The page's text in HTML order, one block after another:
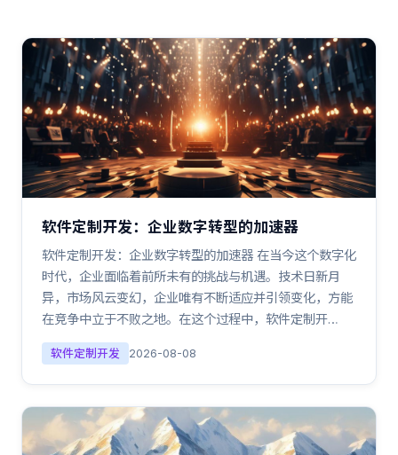
软件定制开发：企业数字转型的加速器
软件定制开发：企业数字转型的加速器 在当今这个数字化
时代，企业面临着前所未有的挑战与机遇。技术日新月
异，市场风云变幻，企业唯有不断适应并引领变化，方能
在竞争中立于不败之地。在这个过程中，软件定制开…
软件定制开发 2026-08-08